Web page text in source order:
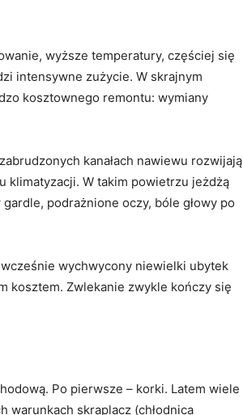
wyższe temperatury, częściej się
intensywne zużycie. W skrajnym
kosztownego remontu: wymiany
kanałach nawiewu rozwijają
klimatyzacji. W takim powietrzu jeżdżą
podrażnione oczy, bóle głowy po
wychwycony niewielki ubytek
kosztem. Zwlekanie zwykle kończy się
Po pierwsze – korki. Latem wiele
warunkach skraplacz (chłodnica